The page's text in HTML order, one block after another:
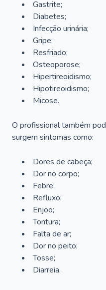
Gastrite;
Diabetes;
Infecção urinária;
Gripe;
Resfriado;
Osteoporose;
Hipertireoidismo;
Hipotireoidismo;
Micose.
O profissional também
surgem sintomas como:
Dores de cabeça;
Dor no corpo;
Febre;
Refluxo;
Enjoo;
Tontura;
Falta de ar;
Dor no peito;
Tosse;
Diarreia.